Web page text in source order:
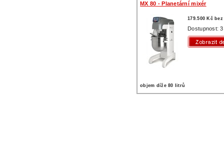
MX 80 - Planetární mixér
179.500 Kč bez
Dostupnost:
objem díže 80 litrů